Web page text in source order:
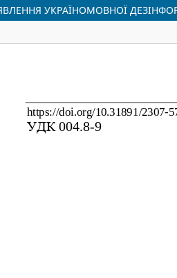
УКРАЇНОМОВНОЇ